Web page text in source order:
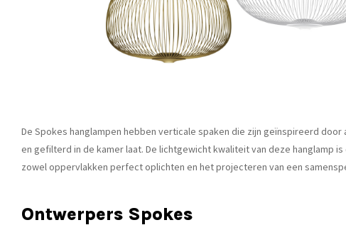
De Spokes hanglampen hebben verticale spaken die zijn geïnspireerd
en gefilterd in de kamer laat. De lichtgewicht kwaliteit van deze hanglamp
zowel oppervlakken perfect oplichten en het projecteren van een
Ontwerpers Spokes